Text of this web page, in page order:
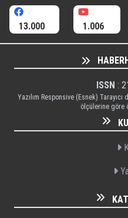
13.000 1.006
ISSN :
Yazılım Responsive (Esnek)
ölçülerine göre